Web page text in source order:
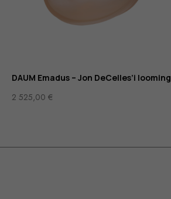
DAUM Emadus – Jon DeCelles’i looming
2 525,00 €